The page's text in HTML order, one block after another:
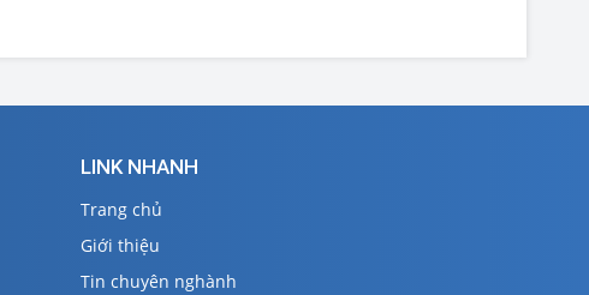
LINK NHANH
Trang chủ
Giới thiệu
Tin chuyên nghành